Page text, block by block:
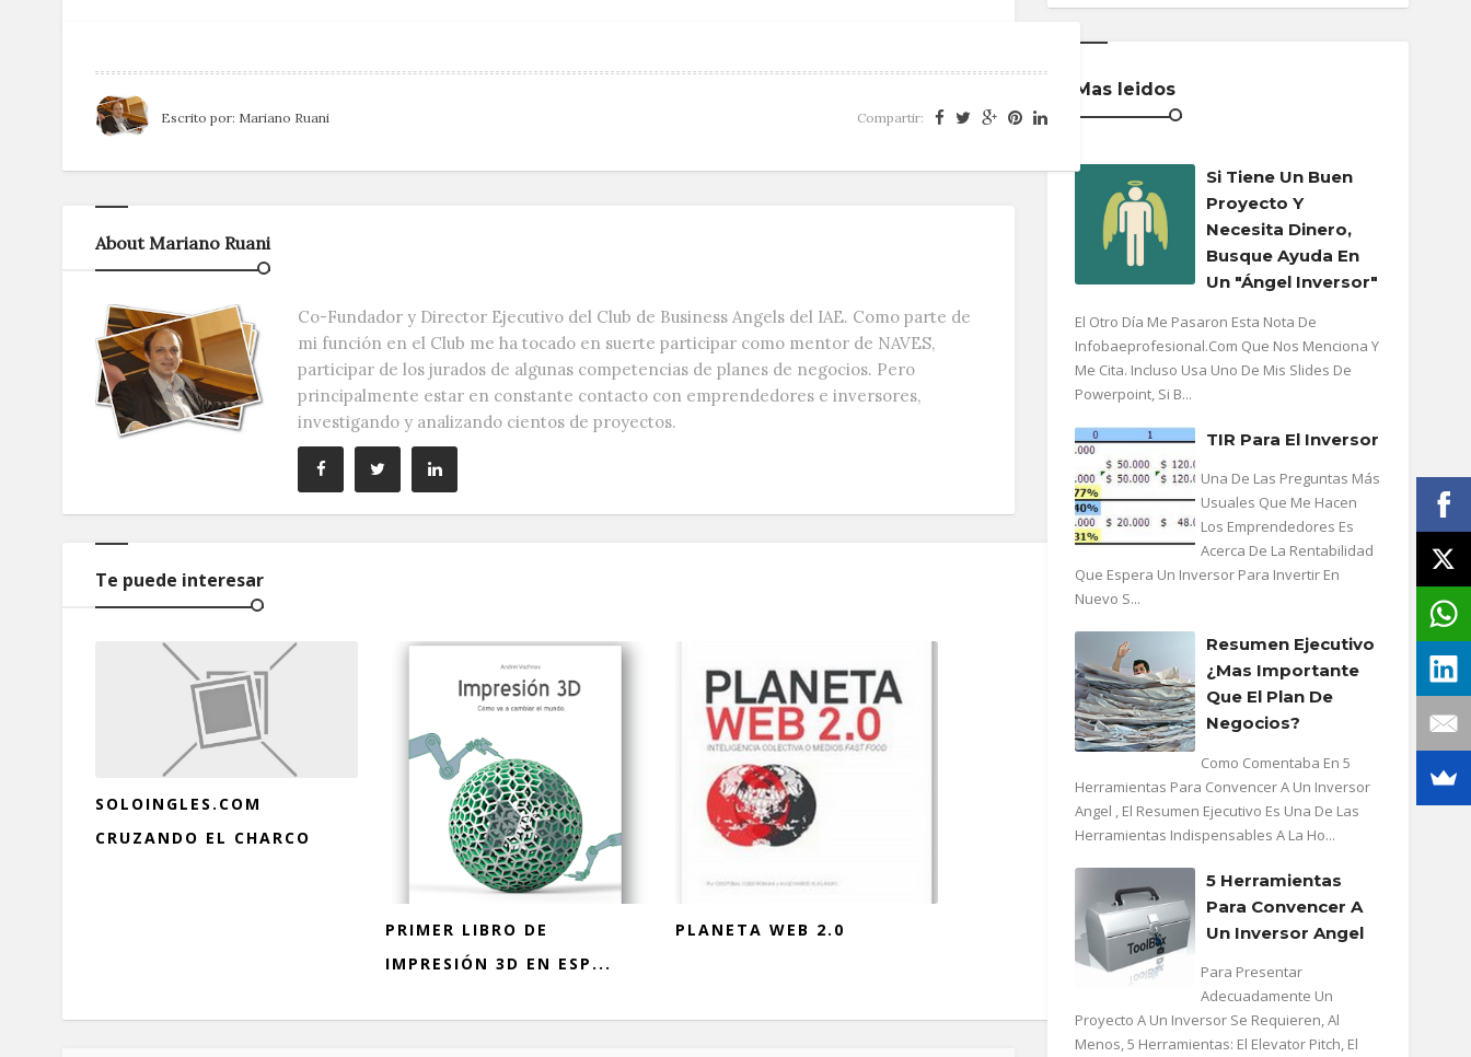
Escrito por: Mariano Ruani Compartir:
About Mariano Ruani
Co-Fundador y Director Ejecutivo del Club de Business Angels del IAE. Como parte de
mi función en el Club me ha tocado en suerte participar como mentor de NAVES,
participar de los jurados de algunas competencias de planes de negocios. Pero
principalmente estar en constante contacto con emprendedores e inversores,
investigando y analizando cientos de proyectos.
Te puede interesar
SOLOINGLES.COM
CRUZANDO EL CHARCO
PRIMER LIBRO DE
IMPRESIÓN 3D EN ESP...
PLANETA WEB 2.0
Mas leidos
Si Tiene Un Buen
Proyecto Y
Necesita Dinero,
Busque Ayuda En
Un "ángel Inversor"
El Otro Día Me Pasaron Esta Nota De
Infobaeprofesional.com Que Nos Menciona Y
Me Cita. Incluso Usa Uno De Mis Slides De
Powerpoint, Si B...
TIR Para El Inversor
Una De Las Preguntas Más
Usuales Que Me Hacen
Los Emprendedores Es
Acerca De La Rentabilidad
Que Espera Un Inversor Para Invertir En
Nuevo S...
Resumen Ejecutivo
¿mas Importante
Que El Plan De
Negocios?
Como Comentaba En 5
Herramientas Para Convencer A Un Inversor
Angel , El Resumen Ejecutivo Es Una De Las
Herramientas Indispensables A La Ho...
5 Herramientas
Para Convencer A
Un Inversor Angel
Para Presentar
Adecuadamente Un
Proyecto A Un Inversor Se Requieren, Al
Menos, 5 Herramientas: El Elevator Pitch, El